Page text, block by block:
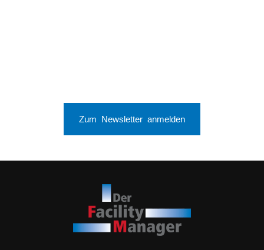
Zum Newsletter anmelden